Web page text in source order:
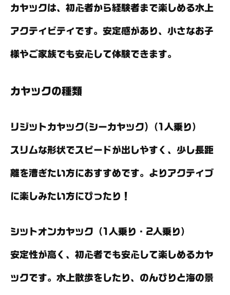
カヤックは、初心者から経験者まで楽しめる水上
アクティビティです。安定感があり、小さなお子
様やご家族でも安心して体験できます。
カヤックの種類
リジットカヤック(シーカヤック)（1人乗り）
スリムな形状でスピードが出しやすく、少し長距
離を漕ぎたい方におすすめです。よりアクティブ
に楽しみたい方にぴったり！
シットオンカヤック（1人乗り・2人乗り）
安定性が高く、初心者でも安心して楽しめるカヤ
ックです。水上散歩をしたり、のんびりと海の景